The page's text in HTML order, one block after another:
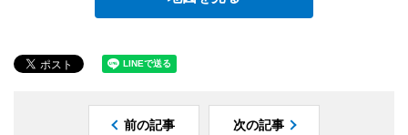
前の記事 次の記事